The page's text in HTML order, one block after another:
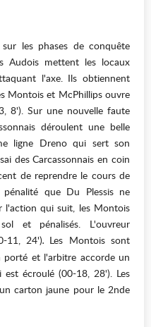
les phases de conquête
Audois mettent les locaux
l'axe. Ils obtiennent
Montois et McPhillips ouvre
8'). Sur une nouvelle faute
déroulent une belle
ligne Dreno qui sert son
des Carcassonnais en coin
de reprendre le cours de
que Du Plessis ne
l'action qui suit, les Montois
et pénalisés. L'ouvreur
11, 24'). Les Montois sont
et l'arbitre accorde un
écroulé (00-18, 28'). Les
carton jaune pour le 2nde